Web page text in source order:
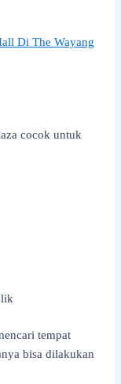
Di The Wayang
cocok untuk
tempat
bisa dilakukan